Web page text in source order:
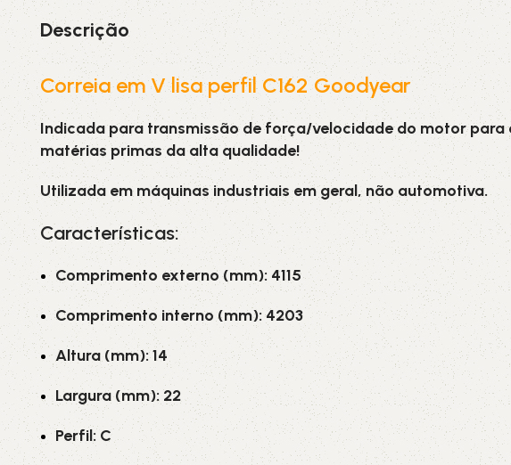
Descrição
Correia em V lisa perfil C162 Goodyear
Indicada para transmissão de força/velocidade do motor para
matérias primas da alta qualidade!
Utilizada em máquinas industriais em geral, não automotiva.
Características:
Comprimento externo (mm): 4115
Comprimento interno (mm): 4203
Altura (mm): 14
Largura (mm): 22
Perfil: C